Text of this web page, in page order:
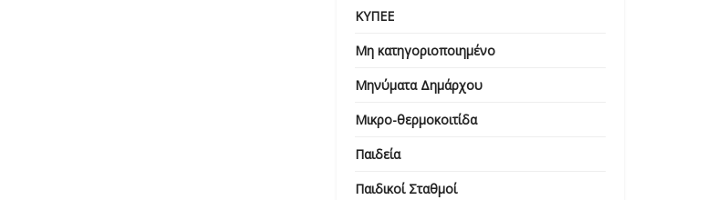
ΚΥΠΕΕ
Μη κατηγοριοποιημένο
Μηνύματα Δημάρχου
Μικρο-θερμοκοιτίδα
Παιδεία
Παιδικοί Σταθμοί